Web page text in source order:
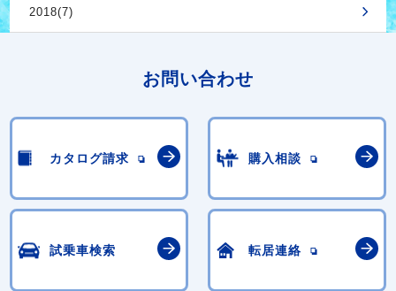
2018(7)
お問い合わせ
カタログ請求 購入相談
試乗車検索 転居連絡